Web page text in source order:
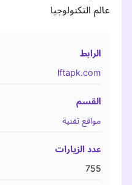
عالم التكنولوجيا
الرابط
lftapk.com
القسم
مواقع تقنية
عدد الزيارات
755